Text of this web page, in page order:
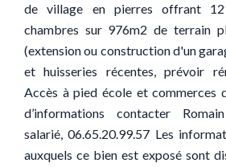
de village en pierres offrant
chambres sur 976m2 de terrain
(extension ou construction d'un
et huisseries récentes, prévoir
Accès à pied école et commerces
d’informations contacter
salarié, 06.65.20.99.57 Les
auxquels ce bien est exposé sont